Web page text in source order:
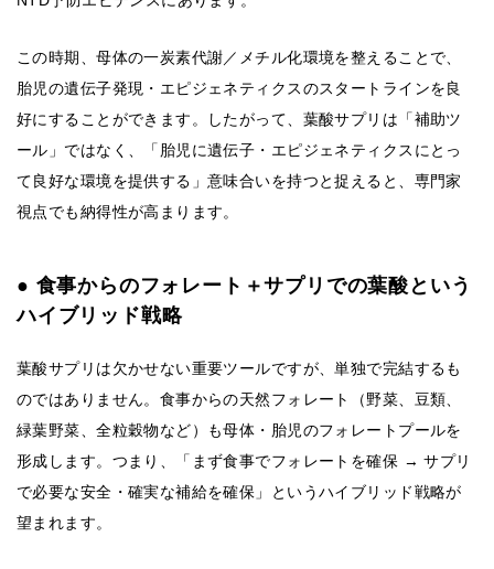
この時期、母体の一炭素代謝／メチル化環境を整えることで、
胎児の遺伝子発現・エピジェネティクスのスタートラインを良
好にすることができます。したがって、葉酸サプリは「補助ツ
ール」ではなく、「胎児に遺伝子・エピジェネティクスにとっ
て良好な環境を提供する」意味合いを持つと捉えると、専門家
視点でも納得性が高まります。
● 食事からのフォレート＋サプリでの葉酸という
ハイブリッド戦略
葉酸サプリは欠かせない重要ツールですが、単独で完結するも
のではありません。食事からの天然フォレート（野菜、豆類、
緑葉野菜、全粒穀物など）も母体・胎児のフォレートプールを
形成します。つまり、「まず食事でフォレートを確保 → サプリ
で必要な安全・確実な補給を確保」というハイブリッド戦略が
望まれます。